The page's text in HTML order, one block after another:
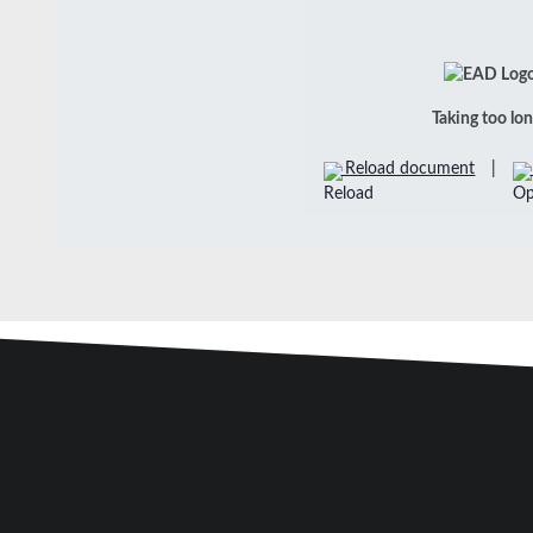
Taking too
Reload document